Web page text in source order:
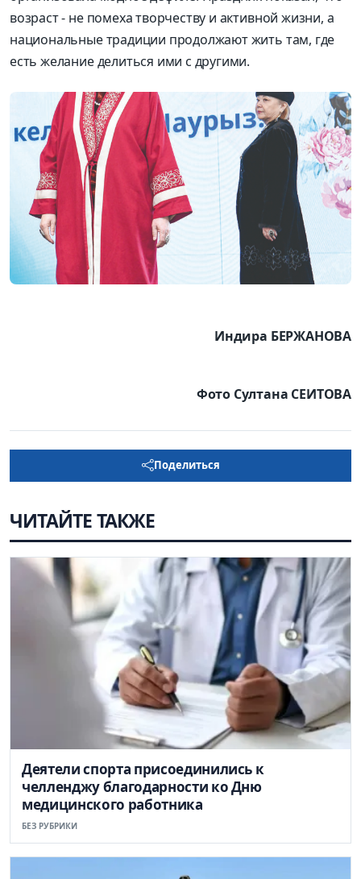
возраст - не помеха творчеству и активной жизни, а
национальные традиции продолжают жить там, где
есть желание делиться ими с другими.
Индира БЕРЖАНОВА
Фото Султана СЕИТОВА
Поделиться
ЧИТАЙТЕ ТАКЖЕ
Деятели спорта присоединились к
челленджу благодарности ко Дню
медицинского работника
БЕЗ РУБРИКИ